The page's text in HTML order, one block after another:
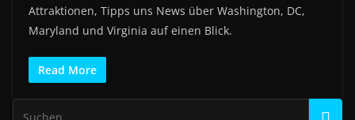
Attraktionen, Tipps uns News über Washington, DC,
Maryland und Virginia auf einen Blick.
Read More